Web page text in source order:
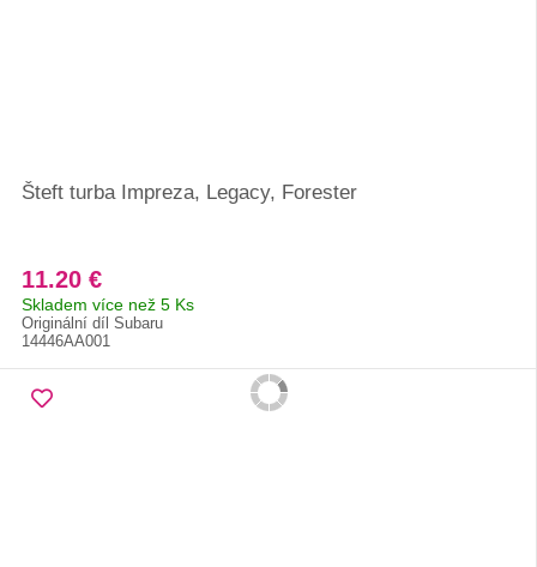
Šteft turba Impreza, Legacy, Forester
11.20 €
Skladem více než 5 Ks
Originální díl Subaru
14446AA001